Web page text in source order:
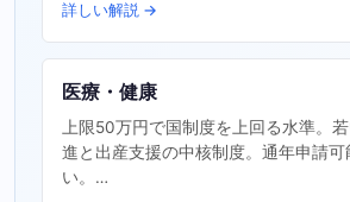
詳しい解説 →
医療・健康
上限50万円で国制度を上回る水準。
進と出産支援の中核制度。通年申請
い。…